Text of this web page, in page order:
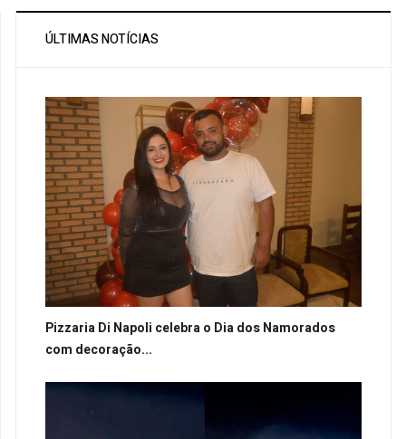
ÚLTIMAS NOTÍCIAS
Pizzaria Di Napoli celebra o Dia dos Namorados
com decoração...